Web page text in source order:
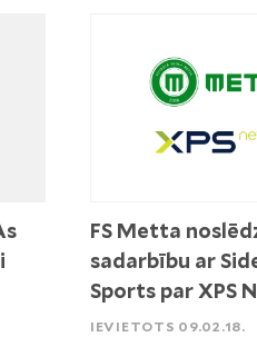
FS Metta
sadarbību ar
Sports par XPS
IEVIETOTS 09.02.18.